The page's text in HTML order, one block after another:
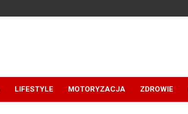
LIFESTYLE MOTORYZACJA ZDROWIE